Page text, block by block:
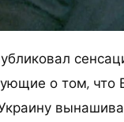
о том, что